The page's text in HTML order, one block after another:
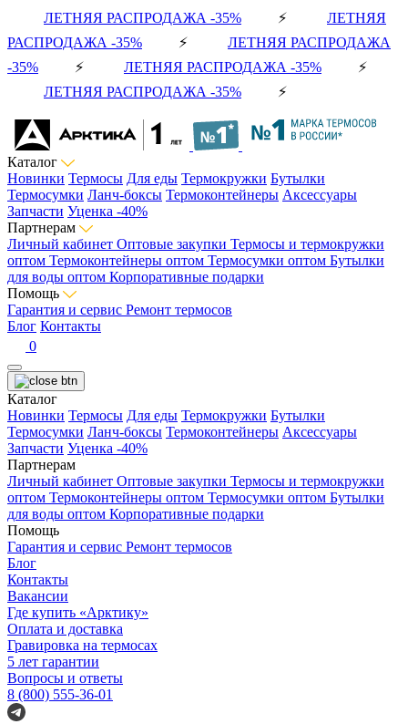
ЛЕТНЯЯ РАСПРОДАЖА -35% ⚡ ЛЕТНЯЯ
РАСПРОДАЖА -35% ⚡ ЛЕТНЯЯ РАСПРОДАЖА
-35% ⚡ ЛЕТНЯЯ РАСПРОДАЖА -35% ⚡
ЛЕТНЯЯ РАСПРОДАЖА -35% ⚡
Каталог
Новинки Термосы Для еды Термокружки Бутылки
Термосумки Ланч-боксы Термоконтейнеры Аксессуары
Запчасти Уценка -40%
Партнерам
Личный кабинет Оптовые закупки Термосы и термокружки
оптом Термоконтейнеры оптом Термосумки оптом Бутылки
для воды оптом Корпоративные подарки
Помощь
Гарантия и сервис Ремонт термосов
Блог Контакты
0
Каталог
Новинки Термосы Для еды Термокружки Бутылки
Термосумки Ланч-боксы Термоконтейнеры Аксессуары
Запчасти Уценка -40%
Партнерам
Личный кабинет Оптовые закупки Термосы и термокружки
оптом Термоконтейнеры оптом Термосумки оптом Бутылки
для воды оптом Корпоративные подарки
Помощь
Гарантия и сервис Ремонт термосов
Блог
Контакты
Вакансии
Где купить «Арктику»
Оплата и доставка
Гравировка на термосах
5 лет гарантии
Вопросы и ответы
8 (800) 555-36-01